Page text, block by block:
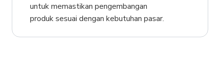
untuk memastikan pengembangan
produk sesuai dengan kebutuhan pasar.